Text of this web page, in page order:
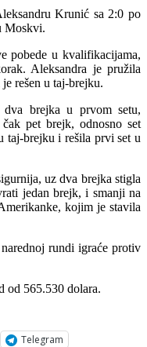
Krunić sa 2:0 po
Moskvi.
pobede u kvalifikacijama,
Aleksandra je pružila
rešen u taj-brejku.
dva brejka u prvom setu,
pet brejk, odnosno set
taj-brejku i rešila prvi set u
uz dva brejka stigla
jedan brejk, i smanji na
kojim je stavila
rundi igraće protiv
od 565.530 dolara.
Telegram